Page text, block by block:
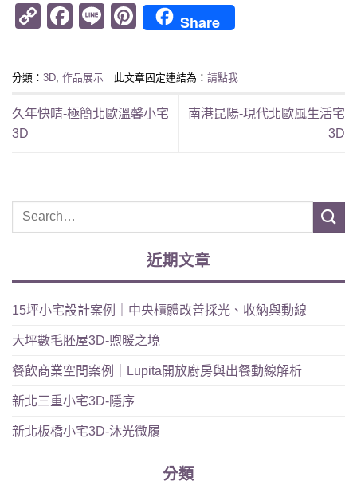
CopyFacebook
LinePinterest
Share
分類： 3D, 作品展示 此文章固定連結為： 請點我
久年快晴-極簡北歐溫馨小宅
3D
南港昆陽-現代北歐風生活宅
3D
近期文章
15坪小宅設計案例｜中央櫃體改善採光、收納與動線
大坪數毛胚屋3D-煦暖之境
餐飲商業空間案例｜Lupita開放廚房與出餐動線解析
新北三重小宅3D-隱序
新北板橋小宅3D-沐光微履
分類